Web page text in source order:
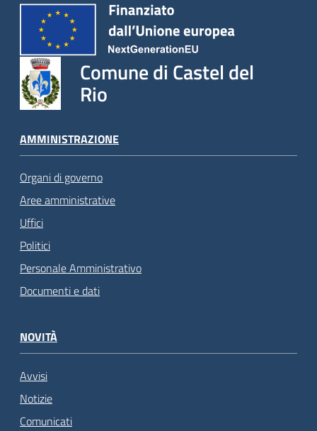
Comune di Castel del
Rio
AMMINISTRAZIONE
Organi di governo
Aree amministrative
Uffici
Politici
Personale Amministrativo
Documenti e dati
NOVITÀ
Avvisi
Notizie
Comunicati